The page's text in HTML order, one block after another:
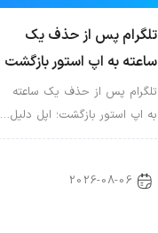
تلگرام پس از حذف یک
ساعته به اپ استور بازگشت
تلگرام پس از حذف یک ساعته
به اپ استور بازگشت؛ اپل دلیل…
2026-08-06